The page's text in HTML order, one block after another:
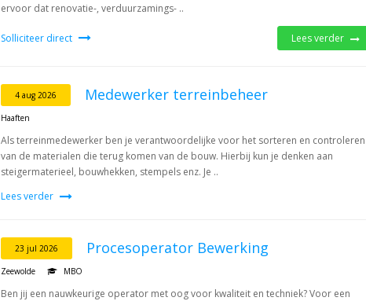
ervoor dat renovatie-, verduurzamings- ..
Solliciteer direct Lees verder
4 aug 2026 Medewerker terreinbeheer
Haaften
Als terreinmedewerker ben je verantwoordelijke voor het sorteren en controleren
van de materialen die terug komen van de bouw. Hierbij kun je denken aan
steigermaterieel, bouwhekken, stempels enz. Je ..
Lees verder
23 jul 2026 Procesoperator Bewerking
Zeewolde MBO
Ben jij een nauwkeurige operator met oog voor kwaliteit en techniek? Voor een